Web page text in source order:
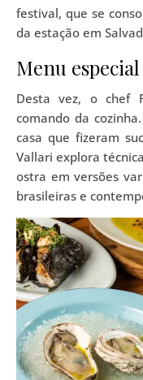
festival, que se
da estação em
Menu
Desta vez, o chef
comando da
casa que fizeram
Vallari explora
ostra em versões
brasileiras e